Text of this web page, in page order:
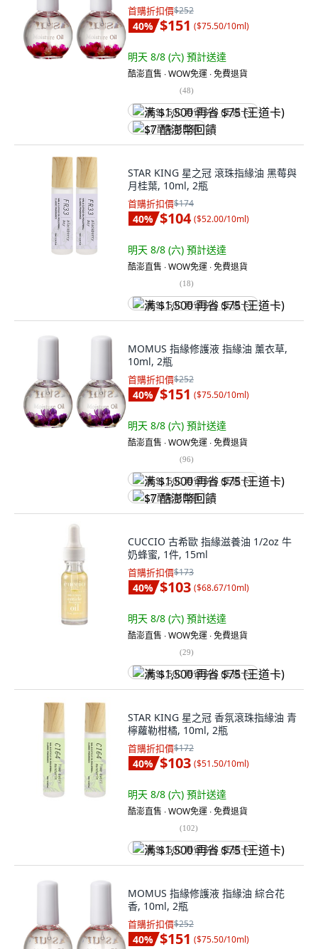
首購折扣價$252
40% $151 ($75.50/10ml)
明天 8/8 (六) 預計送達
酷澎直售 ∙ WOW免運 ∙ 免費退貨
(48)
满 $1,500 再省 $75 (王道卡)
$7 酷澎幣回饋
STAR KING 星之冠 滾珠指緣油 黑莓與
月桂葉, 10ml, 2瓶
首購折扣價$174
40% $104 ($52.00/10ml)
明天 8/8 (六) 預計送達
酷澎直售 ∙ WOW免運 ∙ 免費退貨
(18)
满 $1,500 再省 $75 (王道卡)
MOMUS 指緣修護液 指緣油 薰衣草,
10ml, 2瓶
首購折扣價$252
40% $151 ($75.50/10ml)
明天 8/8 (六) 預計送達
酷澎直售 ∙ WOW免運 ∙ 免費退貨
(96)
满 $1,500 再省 $75 (王道卡)
$7 酷澎幣回饋
CUCCIO 古希歐 指緣滋養油 1/2oz 牛
奶蜂蜜, 1件, 15ml
首購折扣價$173
40% $103 ($68.67/10ml)
明天 8/8 (六) 預計送達
酷澎直售 ∙ WOW免運 ∙ 免費退貨
(29)
满 $1,500 再省 $75 (王道卡)
STAR KING 星之冠 香氛滾珠指緣油 青
檸蘿勒柑橘, 10ml, 2瓶
首購折扣價$172
40% $103 ($51.50/10ml)
明天 8/8 (六) 預計送達
酷澎直售 ∙ WOW免運 ∙ 免費退貨
(102)
满 $1,500 再省 $75 (王道卡)
MOMUS 指緣修護液 指緣油 綜合花
香, 10ml, 2瓶
首購折扣價$252
40% $151 ($75.50/10ml)